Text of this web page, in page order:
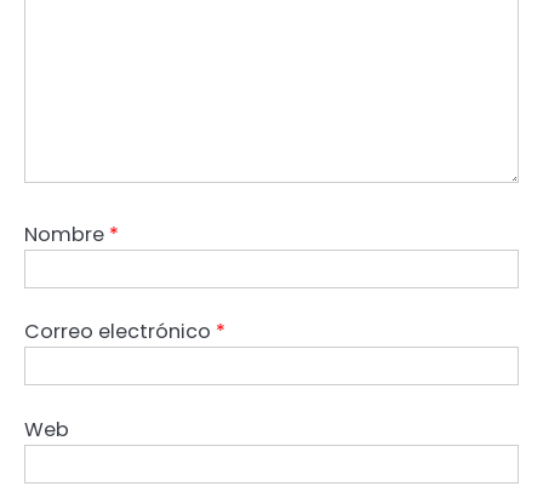
Nombre *
Correo electrónico *
Web